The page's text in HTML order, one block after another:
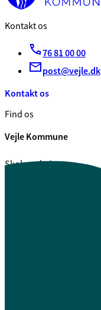
Kontakt os
76 81 00 00
post@vejle.dk
Kontakt os
Find os
Vejle Kommune
Skolegade 1